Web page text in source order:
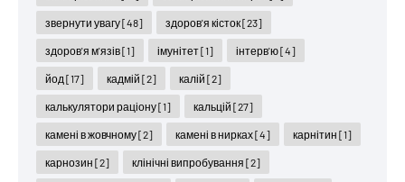
звернути увагу[48] здоров'я кісток[23]
здоров'я м'язів[1] імунітет[1] інтерв'ю[4]
йод [17] кадмій [2] калій [2]
калькулятори раціону[1] кальцій [27]
камені в жовчному[2] камені в нирках[4] карнітин [1]
карнозин [2] клінічні випробування [2]